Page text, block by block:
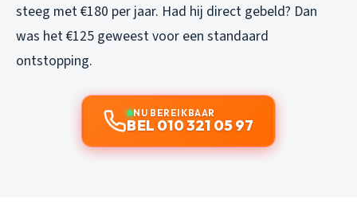
steeg met €180 per jaar. Had hij direct gebeld? Dan
was het €125 geweest voor een standaard
ontstopping.
NU BEREIKBAAR
BEL 010 321 05 97